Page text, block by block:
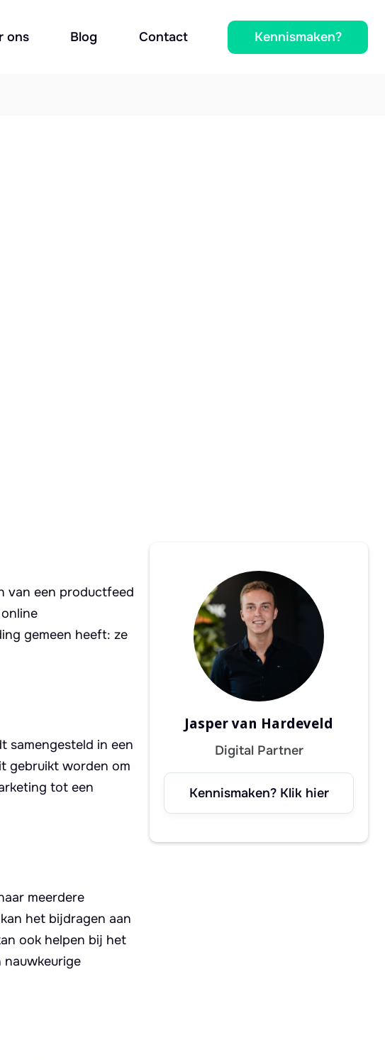
ons Blog Contact Kennismaken?
van een productfeed
gemeen heeft: ze
samengesteld in een
gebruikt worden om
tot een
meerdere
het bijdragen aan
ook helpen bij het
Jasper van Hardeveld
Digital Partner
Kennismaken? Klik hier